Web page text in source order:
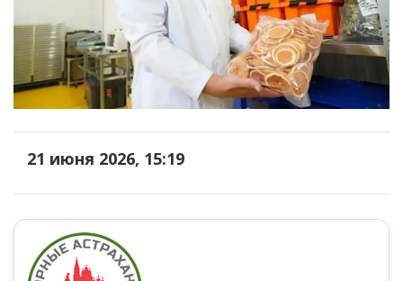
21 июня 2026, 15:19